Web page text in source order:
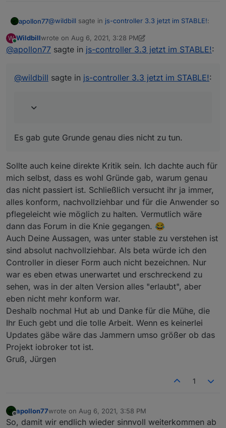
apollon77@wildbill sagte in js-controller 3.3 jetzt im STABLE!:
Vermutlich wäre es wirklich sinnvoll gewesen,
schieben, dann wäre das vermutlich bei einigen
W
Online
Wildbillwrote on Aug 6, 2021, 3:28 PM
last edited by WildbillAug 6, 2021, 5:29 PM
@apollon77 sagte in js-controller 3.3 jetzt im STABLE!:
@wildbill sagte in js-controller 3.3 jetzt im STABLE!:
Es gab gute Grunde genau dies nicht zu tun.
Sollte auch keine direkte Kritik sein. Ich dachte auch für
mich selbst, dass es wohl Gründe gab, warum genau
das nicht passiert ist. Schließlich versucht ihr ja immer,
alles konform, nachvollziehbar und für die Anwender so
pflegeleicht wie möglich zu halten. Vermutlich wäre
dann das Forum in die Knie gegangen. 😂
Auch Deine Aussagen, was unter stable zu verstehen ist
sind absolut nachvollziehbar. Als beta würde ich den
Controller in dieser Form auch nicht bezeichnen. Nur
war es eben etwas unerwartet und erschreckend zu
sehen, was in der alten Version alles "erlaubt", aber
eben nicht mehr konform war.
Deshalb nochmal Hut ab und Danke für die Mühe, die
Ihr Euch gebt und die tolle Arbeit. Wenn es keinerlei
Updates gäbe wäre das Jammern umso größer ob das
Projekt iobroker tot ist.
Gruß, Jürgen
1
Offline
apollon77wrote on Aug 6, 2021, 3:58 PM
last edited by
So, damit wir endlich wieder sinnvoll weiterkommen ab